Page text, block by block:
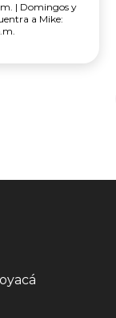
| Domingos y
a Mike: